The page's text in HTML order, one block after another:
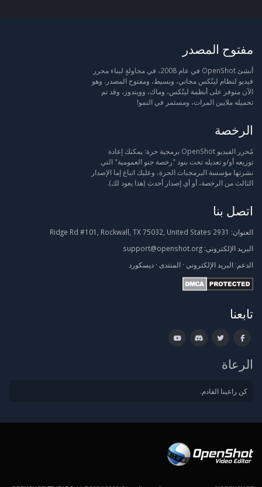
مفتوح المصدر
أنشئ OpenShot في عام 2008، في محاولةٍ لبناء محرر
فيديو لنظام لينُكس مجاني، وبسيط، ومفتوح المصدر. وهو
الآن متوفر على أنظمة لينُكس، وماك، وويندوز، وقد تم
تحميله ملايين المرات، ومستمر في النمو!
الرخصة
مُحرر الفيديو OpenShot برمجية حرة: يمكنك إعادة
توزيعه أو/و تعديله تحت بنود "رخصة جنو العمومية" التي
نشرتها مؤسسة البرمجيات الحرة، وعليك اتباع إما الإصدار
الثالث من الرخصة، أو أي إصدار أحدث (هذا يعود لك).
اتصل بنا
العنوان:
البريد الإلكتروني: support@openshot.org
الدعم: البريد الإلكتروني · المنتدى · ديسكورد
تابعنا
الرعاة
كن راعينا القادم.